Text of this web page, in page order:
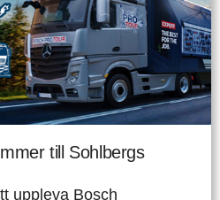
till Sohlbergs
uppleva Bosch